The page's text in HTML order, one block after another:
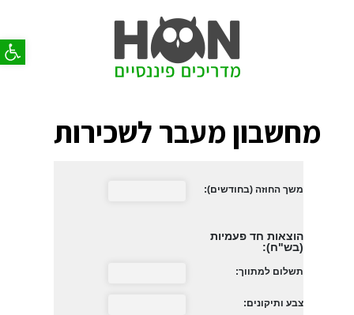
פתח
מחשבון מעבר לשכירות
משך החוזה (בחודשים):
הוצאות חד פעמיות
(בש"ח):
תשלום למתווך:
צבע ותיקונים: